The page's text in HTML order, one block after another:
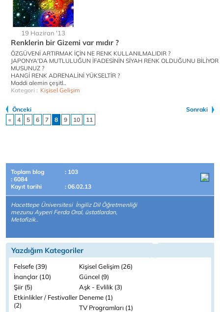
19 Haziran '13
Renklerin bir Gizemi var mıdır ?
ÖZGÜVENİ ARTIRMAK İÇİN NE RENK KULLANILMALIDIR ?
JAPONYA'DA MUTLULUĞUN İFADESİNİN SİYAH RENK OLDUĞUNU BİLİYOR
MUSUNUZ ?
HANGİ RENK ADRENALİNİ YÜKSELTİR ?
Maddi alemin çeşitl..
Kategori : Kişisel Gelişim
Önceki
Sonraki
«
4 5 6 7 8 9 10 11
Toplam blog
: 103
: 6084
Kayıt tarihi
: 06.02.13
Hacettepe Üniversitesi İngiliz Dil Öğretmenliği
mezunu Ayperi Ferda Oral, üstatlardan,
Metafizik..
Yazdığım Kategoriler
Felsefe (39)
Kişisel Gelişim (26)
İnançlar (10)
Güncel (9)
Şiir (5)
Aşk - Evlilik (3)
Etkinlikler / Festivaller
(2)
Deneme (1)
TV Programları (1)